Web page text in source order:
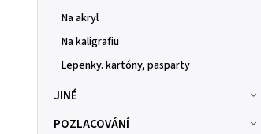
Na akryl
Na kaligrafiu
Lepenky. kartóny, pasparty
JINÉ
POZLACOVÁNÍ